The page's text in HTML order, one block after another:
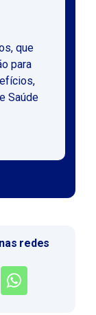
que
para
Saúde
redes